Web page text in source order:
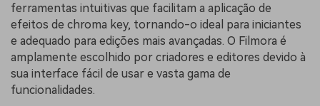
ferramentas intuitivas que facilitam a aplicação de
efeitos de chroma key, tornando-o ideal para iniciantes
e adequado para edições mais avançadas. O Filmora é
amplamente escolhido por criadores e editores devido à
sua interface fácil de usar e vasta gama de
funcionalidades.